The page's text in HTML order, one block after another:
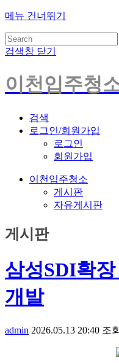
메뉴 건너뛰기
검색창 닫기
이천입주청
검색
로그인/회원가입
로그인
회원가입
이천입주청소
게시판
자유게시판
게시판
삼성SDI확
개발
admin 2026.05.13 20:40 조